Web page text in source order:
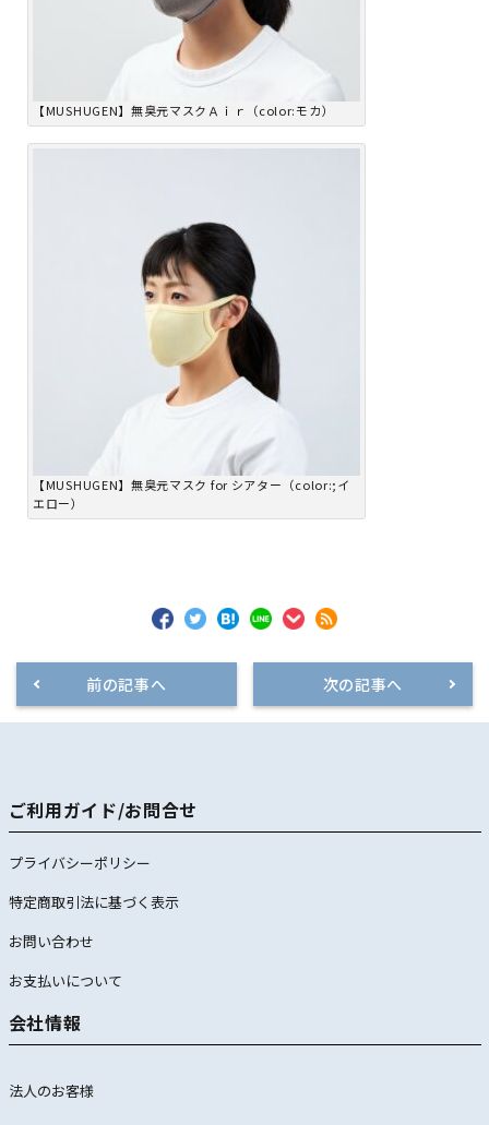
【MUSHUGEN】無臭元マスクＡｉｒ（color:モカ）
【MUSHUGEN】無臭元マスク for シアター（color:;イ
エロー）
前の記事へ 次の記事へ
ご利用ガイド/お問合せ
プライバシーポリシー
特定商取引法に基づく表示
お問い合わせ
お支払いについて
会社情報
法人のお客様